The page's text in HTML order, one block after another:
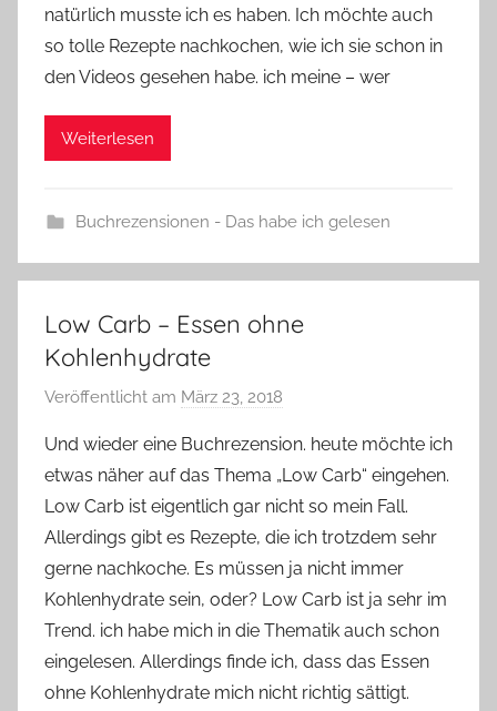
natürlich musste ich es haben. Ich möchte auch
so tolle Rezepte nachkochen, wie ich sie schon in
den Videos gesehen habe. ich meine – wer
Weiterlesen
Buchrezensionen - Das habe ich gelesen
Low Carb – Essen ohne
Kohlenhydrate
Veröffentlicht am März 23, 2018
n
Y
v
o
n
n
e
Und wieder eine Buchrezension. heute möchte ich
etwas näher auf das Thema „Low Carb“ eingehen.
Low Carb ist eigentlich gar nicht so mein Fall.
Allerdings gibt es Rezepte, die ich trotzdem sehr
gerne nachkoche. Es müssen ja nicht immer
Kohlenhydrate sein, oder? Low Carb ist ja sehr im
Trend. ich habe mich in die Thematik auch schon
eingelesen. Allerdings finde ich, dass das Essen
ohne Kohlenhydrate mich nicht richtig sättigt.